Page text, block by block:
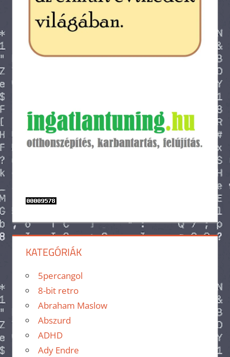
KATEGÓRIÁK
5percangol
8-bit retro
Abraham Maslow
Abszurd
ADHD
Ady Endre